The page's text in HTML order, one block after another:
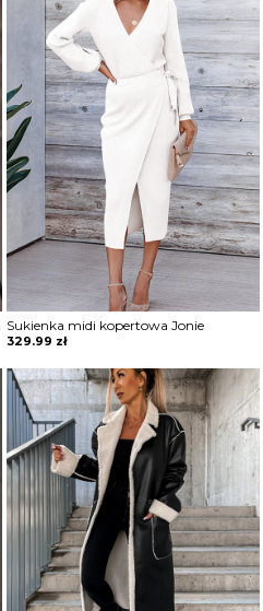
Sukienka midi kopertowa Jonie
329.99 zł